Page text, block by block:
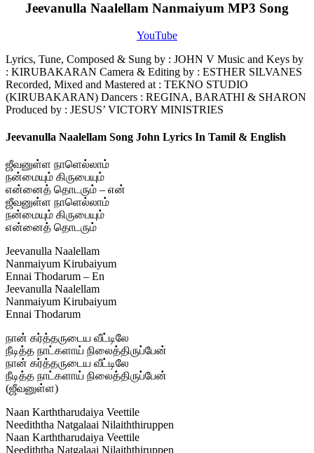
Jeevanulla Naalellam Nanmaiyum MP3 Song
YouTube
Lyrics, Tune, Composed & Sung by : JOHN V Music and Keys by
: KIRUBAKARAN Camera & Editing by : ESTHER SILVANES
Recorded, Mixed and Mastered at : TEKNO STUDIO
(KIRUBAKARAN) Dancers : REGINA, BARATHI & SHARON
Produced by : JESUS’ VICTORY MINISTRIES
Jeevanulla Naalellam Song John Lyrics In Tamil & English
ஜீவனுள்ள நாளெல்லாம்
நன்மையும் கிருபையும்
என்னைத் தொடரும் – என்
ஜீவனுள்ள நாளெல்லாம்
நன்மையும் கிருபையும்
என்னைத் தொடரும்
Jeevanulla Naalellam
Nanmaiyum Kirubaiyum
Ennai Thodarum – En
Jeevanulla Naalellam
Nanmaiyum Kirubaiyum
Ennai Thodarum
நான் கர்த்தருடைய வீட்டிலே
நீடித்த நாட்களாய் நிலைத்திருப்பேன்
நான் கர்த்தருடைய வீட்டிலே
நீடித்த நாட்களாய் நிலைத்திருப்பேன்
(ஜீவனுள்ள)
Naan Karththarudaiya Veettile
Neediththa Natgalaai Nilaiththiruppen
Naan Karththarudaiya Veettile
Neediththa Natgalaai Nilaiththiruppen